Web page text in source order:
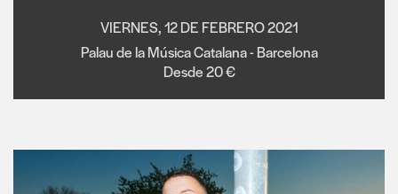
VIERNES, 12 DE FEBRERO 2021
Palau de la Música Catalana - Barcelona
Desde 20 €